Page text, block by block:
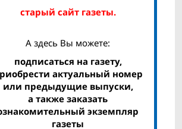
старый сайт газеты.
А здесь Вы можете:
подписаться на газету,
актуальный номер
или предыдущие выпуски,
а также заказать
экземпляр
газеты